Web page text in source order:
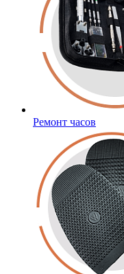
Ремонт часов